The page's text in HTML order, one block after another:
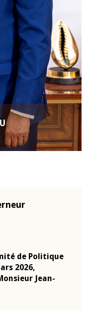
de Politique
2026,
Jean-